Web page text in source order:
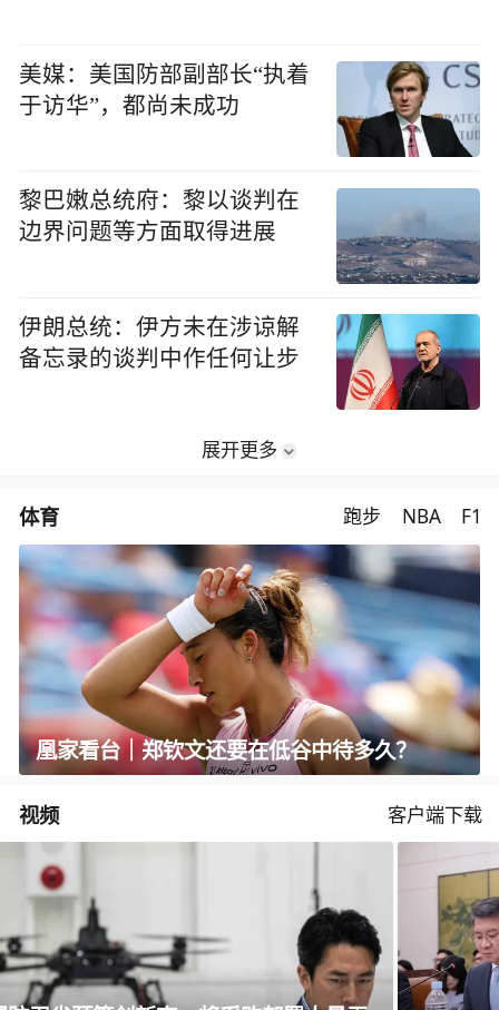
美媒：美国防部副部长“执着
于访华”，都尚未成功
黎巴嫩总统府：黎以谈判在
边界问题等方面取得进展
伊朗总统：伊方未在涉谅解
备忘录的谈判中作任何让步
展开更多
体育 跑步 NBA F1
凰家看台｜郑钦文还要在低谷中待多久？
视频 客户端下载